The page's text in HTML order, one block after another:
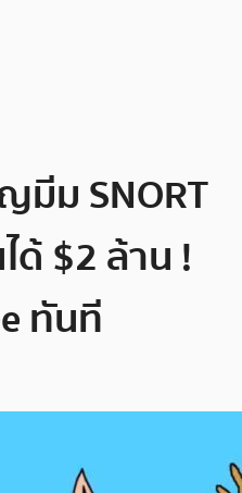
มีม SNORT
ด้ $2 ล้าน !
ทันที